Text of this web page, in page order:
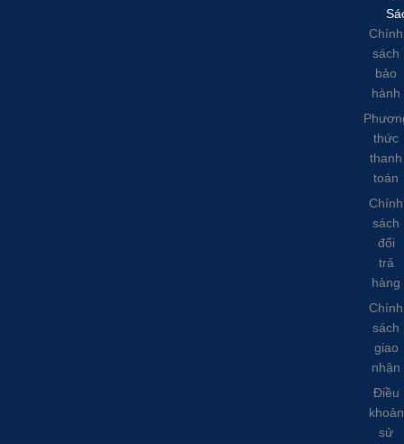
Chính
sách
bảo
hành
thức
thanh
toán
Chính
sách
đổi
trả
hàng
Chính
sách
giao
nhận
Điều
khoản
sử